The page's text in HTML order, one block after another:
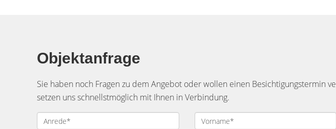
Objektanfrage
Sie haben noch Fragen zu dem Angebot oder wollen einen Besichtigungstermin
setzen uns schnellstmöglich mit Ihnen in Verbindung.